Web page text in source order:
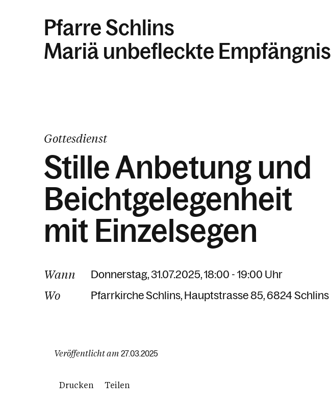
Pfarre Schlins
Mariä unbefleckte Empfängnis
Gottesdienst
Stille Anbetung und
Beichtgelegenheit
mit Einzelsegen
Wann Donnerstag, 31.07.2025, 18:00 - 19:00 Uhr
Wo Pfarrkirche Schlins Hauptstrasse 85 6824 Schlins
Veröffentlicht am 27.03.2025
Drucken Teilen